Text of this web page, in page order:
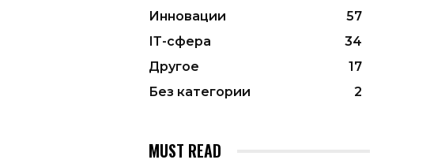
Инновации
57
ІТ-сфера
34
Другое
17
Без категории
2
MUST READ